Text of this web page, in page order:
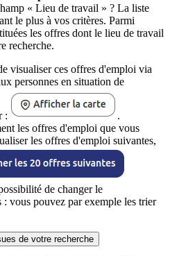
« Lieu de travail » ? La liste
le plus à vos critères. Parmi
les offres dont le lieu de travail
recherche.
visualiser ces offres d'emploi via
personnes en situation de
:
.
les offres d'emploi que vous
les offres d'emploi suivantes,
de changer le
: vous pouvez par exemple les trier
de votre recherche